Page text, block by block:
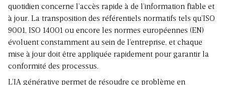
quotidien concerne l’accès rapide à de l’information fiable et
à jour. La transposition des référentiels normatifs tels qu’ISO
9001, ISO 14001 ou encore les normes européennes (EN)
évoluent constamment au sein de l’entreprise, et chaque
mise à jour doit être appliquée rapidement pour garantir la
conformité des processus.
L’IA générative permet de résoudre ce problème en